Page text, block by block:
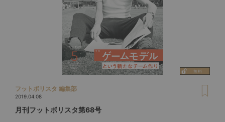
フットボリスタ 編集部
2019.04.08
月刊フットボリスタ第68号